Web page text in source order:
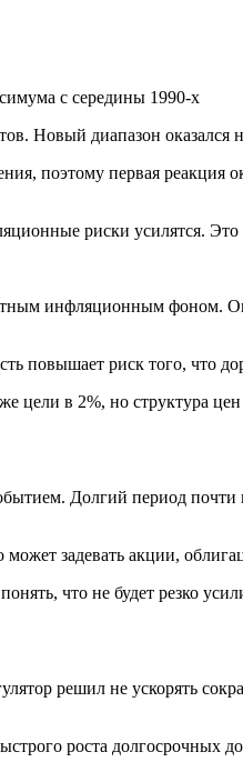
с середины 1990-х
Новый диапазон оказался
поэтому первая реакция
риски усилятся.
инфляционным фоном.
повышает риск того, что
в 2%, но структура
Долгий период
задевать акции,
что не будет резко
решил не ускорять
роста